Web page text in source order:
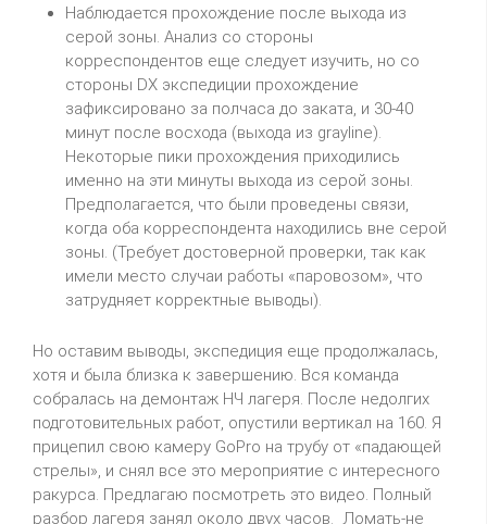
Наблюдается прохождение после выхода из
серой зоны. Анализ со стороны
корреспондентов еще следует изучить, но со
стороны DX экспедиции прохождение
зафиксировано за полчаса до заката, и 30-40
минут после восхода (выхода из grayline).
Некоторые пики прохождения приходились
именно на эти минуты выхода из серой зоны.
Предполагается, что были проведены связи,
когда оба корреспондента находились вне серой
зоны. (Требует достоверной проверки, так как
имели место случаи работы «паровозом», что
затрудняет корректные выводы).
Но оставим выводы, экспедиция еще продолжалась,
хотя и была близка к завершению. Вся команда
собралась на демонтаж НЧ лагеря. После недолгих
подготовительных работ, опустили вертикал на 160. Я
прицепил свою камеру GoPro на трубу от «падающей
стрелы», и снял все это мероприятие с интересного
ракурса. Предлагаю посмотреть это видео. Полный
разбор лагеря занял около двух часов. Ломать-не